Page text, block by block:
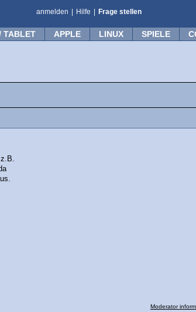
anmelden Hilfe Frage stellen
TABLET APPLE LINUX SPIELE
Moderator